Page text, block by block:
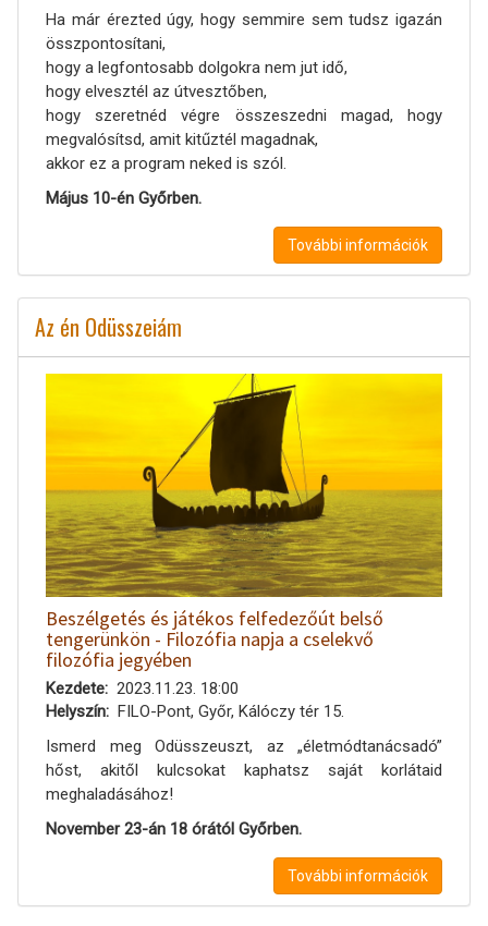
Ha már érezted úgy, hogy semmire sem tudsz igazán
összpontosítani,
hogy a legfontosabb dolgokra nem jut idő,
hogy elvesztél az útvesztőben,
hogy szeretnéd végre összeszedni magad, hogy
megvalósítsd, amit kitűztél magadnak,
akkor ez a program neked is szól.
Május 10-én Győrben.
További információk
Az én Odüsszeiám
Beszélgetés és játékos felfedezőút belső
tengerünkön - Filozófia napja a cselekvő
filozófia jegyében
Kezdete
2023.11.23. 18:00
Helyszín
FILO-Pont, Győr, Kálóczy tér 15.
Ismerd meg Odüsszeuszt, az „életmódtanácsadó”
hőst, akitől kulcsokat kaphatsz saját korlátaid
meghaladásához!
November 23-án 18 órától Győrben.
További információk